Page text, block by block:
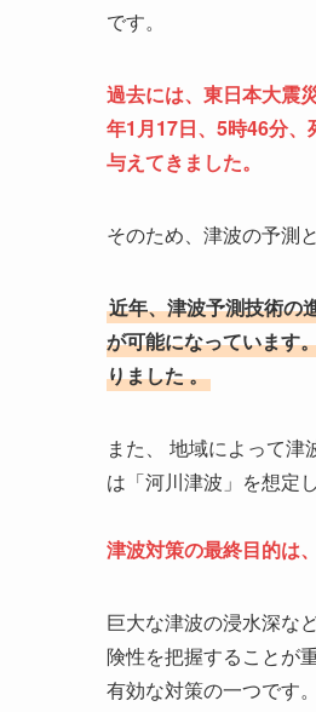
です。
過去には、東日本大震
年1月17日、5時46分
与えてきました。
そのため、津波の予測
近年、津波予測技術の
が可能になっています
りました 。
また、 地域によって
は「河川津波」を想定
津波対策の最終目的は
巨大な津波の浸水深な
険性を把握することが
有効な対策の一つです。